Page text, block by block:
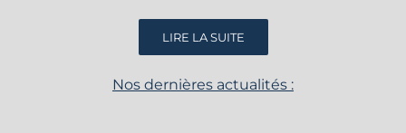
LIRE LA SUITE
Nos dernières actualités :